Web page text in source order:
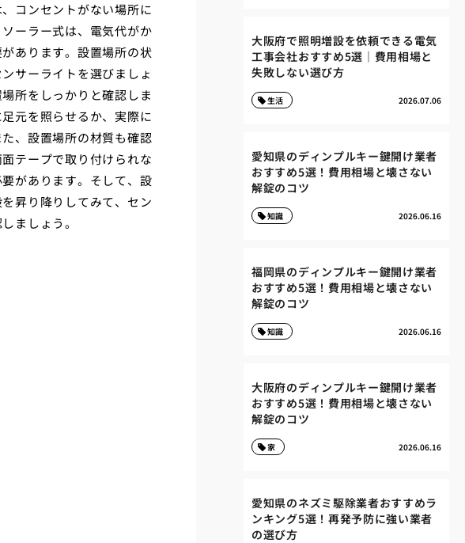
コンセントがない場所に
ーラー式は、電気代がか
あります。設置場所の状
サーライトを選びましょ
所をしっかりと確認しま
元を照らせるか、実際に
、設置場所の材質も確認
テープで取り付けられな
があります。そして、設
昇り降りしてみて、セン
ましょう。
大阪府で照明増設を依頼できる電気
工事会社おすすめ5選｜費用相場と
失敗しない選び方
2026.07.06
生活
愛知県のディンプルキー鍵開け業者
おすすめ5選！費用相場と壊さない
解錠のコツ
2026.06.16
知識
福岡県のディンプルキー鍵開け業者
おすすめ5選！費用相場と壊さない
解錠のコツ
2026.06.16
知識
大阪府のディンプルキー鍵開け業者
おすすめ5選！費用相場と壊さない
解錠のコツ
2026.06.16
家
愛知県のネズミ駆除業者おすすめラ
ンキング5選！再発予防に強い業者
の選び方